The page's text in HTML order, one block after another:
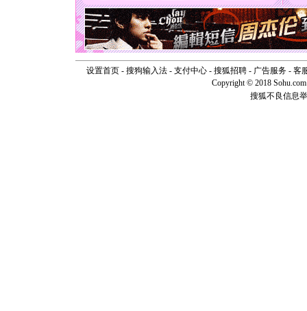
[圣诞节]
如意,快
[元旦]看
断电。爱
你是我专
[元旦]
如
起；二是
离。水晶
[元旦]当
设置首页- 搜狗输入法- 支付中心- 搜狐招聘- 广告服务- 客
Copyright © 2018
搜狐不良信息